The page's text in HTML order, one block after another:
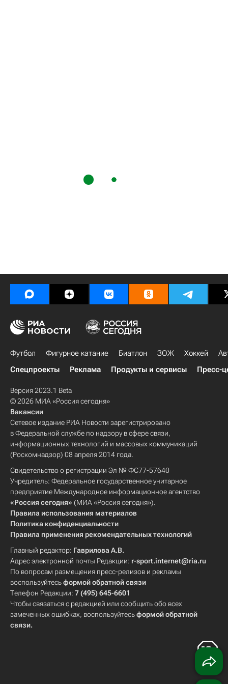
Футбол Фигурное катание Биатлон ЗОЖ Хоккей
Спецпроекты
Реклама Продукты и сервисы Пресс-
Версия 2023.1 Beta
© 2026 МИА «Россия сегодня»
Вакансии
Сетевое издание РИА Новости зарегистрировано
в Федеральной службе по надзору в сфере связи,
информационных технологий и массовых коммуникаций
(Роскомнадзор) 08 апреля 2014 года.
Свидетельство о регистрации Эл № ФС77-57640
Учредитель: Федеральное государственное унитарное
предприятие Международное информационное агентство
«Россия сегодня» (МИА «Россия сегодня»).
Правила использования материалов
Политика конфиденциальности
Правила применения рекомендательных технологий
Главный редактор: Гаврилова А.В.
Адрес электронной почты Редакции: r-sport.internet@ria.ru
По вопросам размещения пресс-релизов и рекламы
воспользуйтесьформой обратной связи
Телефон Редакции: 7 (495) 645-6601
Чтобы связаться с редакцией или сообщить обо всех
замеченных ошибках, воспользуйтесьформой обратной
связи.